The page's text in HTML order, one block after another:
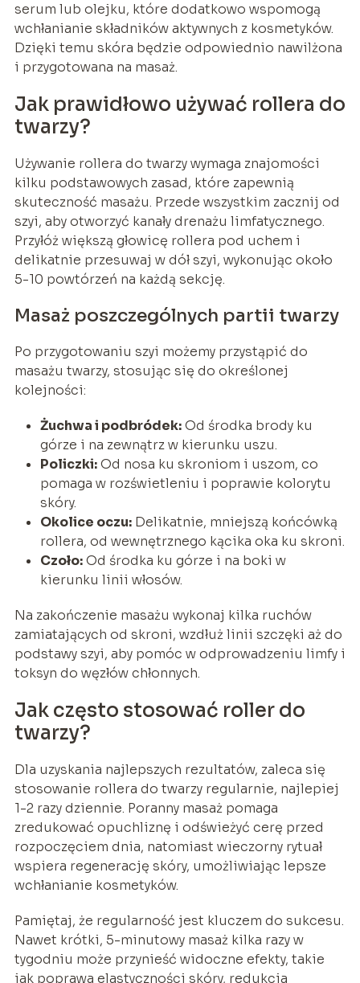
serum lub olejku, które dodatkowo wspomogą
wchłanianie składników aktywnych z kosmetyków.
Dzięki temu skóra będzie odpowiednio nawilżona
i przygotowana na masaż.
Jak prawidłowo używać rollera do
twarzy?
Używanie rollera do twarzy wymaga znajomości
kilku podstawowych zasad, które zapewnią
skuteczność masażu. Przede wszystkim zacznij od
szyi, aby otworzyć kanały drenażu limfatycznego.
Przyłóż większą głowicę rollera pod uchem i
delikatnie przesuwaj w dół szyi, wykonując około
5-10 powtórzeń na każdą sekcję.
Masaż poszczególnych partii twarzy
Po przygotowaniu szyi możemy przystąpić do
masażu twarzy, stosując się do określonej
kolejności:
Żuchwa i podbródek:Od środka brody ku
górze i na zewnątrz w kierunku uszu.
Policzki:Od nosa ku skroniom i uszom, co
pomaga w rozświetleniu i poprawie kolorytu
skóry.
Okolice oczu:Delikatnie, mniejszą końcówką
rollera, od wewnętrznego kącika oka ku skroni.
Czoło:Od środka ku górze i na boki w
kierunku linii włosów.
Na zakończenie masażu wykonaj kilka ruchów
zamiatających od skroni, wzdłuż linii szczęki aż do
podstawy szyi, aby pomóc w odprowadzeniu limfy i
toksyn do węzłów chłonnych.
Jak często stosować roller do
twarzy?
Dla uzyskania najlepszych rezultatów, zaleca się
stosowanie rollera do twarzy regularnie, najlepiej
1-2 razy dziennie. Poranny masaż pomaga
zredukować opuchliznę i odświeżyć cerę przed
rozpoczęciem dnia, natomiast wieczorny rytuał
wspiera regenerację skóry, umożliwiając lepsze
wchłanianie kosmetyków.
Pamiętaj, że regularność jest kluczem do sukcesu.
Nawet krótki, 5-minutowy masaż kilka razy w
tygodniu może przynieść widoczne efekty, takie
jak poprawa elastyczności skóry, redukcja